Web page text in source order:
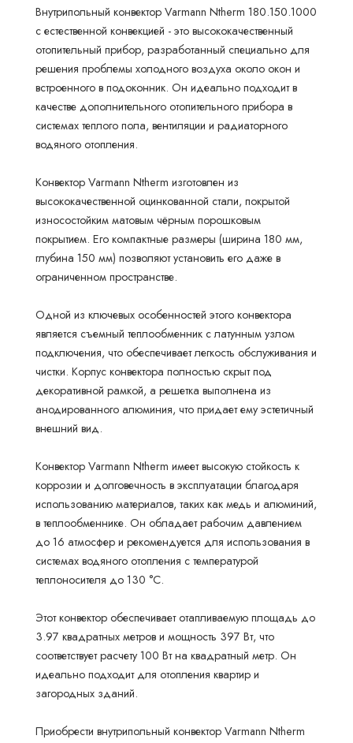
Внутрипольный конвектор Varmann Ntherm 180.150.1000
с естественной конвекцией - это высококачественный
отопительный прибор, разработанный специально для
решения проблемы холодного воздуха около окон и
встроенного в подоконник. Он идеально подходит в
качестве дополнительного отопительного прибора в
системах теплого пола, вентиляции и радиаторного
водяного отопления.
Конвектор Varmann Ntherm изготовлен из
высококачественной оцинкованной стали, покрытой
износостойким матовым чёрным порошковым
покрытием. Его компактные размеры (ширина 180 мм,
глубина 150 мм) позволяют установить его даже в
ограниченном пространстве.
Одной из ключевых особенностей этого конвектора
является съемный теплообменник с латунным узлом
подключения, что обеспечивает легкость обслуживания и
чистки. Корпус конвектора полностью скрыт под
декоративной рамкой, а решетка выполнена из
анодированного алюминия, что придает ему эстетичный
внешний вид.
Конвектор Varmann Ntherm имеет высокую стойкость к
коррозии и долговечность в эксплуатации благодаря
использованию материалов, таких как медь и алюминий,
в теплообменнике. Он обладает рабочим давлением
до 16 атмосфер и рекомендуется для использования в
системах водяного отопления с температурой
теплоносителя до 130 °С.
Этот конвектор обеспечивает отапливаемую площадь до
3.97 квадратных метров и мощность 397 Вт, что
соответствует расчету 100 Вт на квадратный метр. Он
идеально подходит для отопления квартир и
загородных зданий.
Приобрести внутрипольный конвектор Varmann Ntherm